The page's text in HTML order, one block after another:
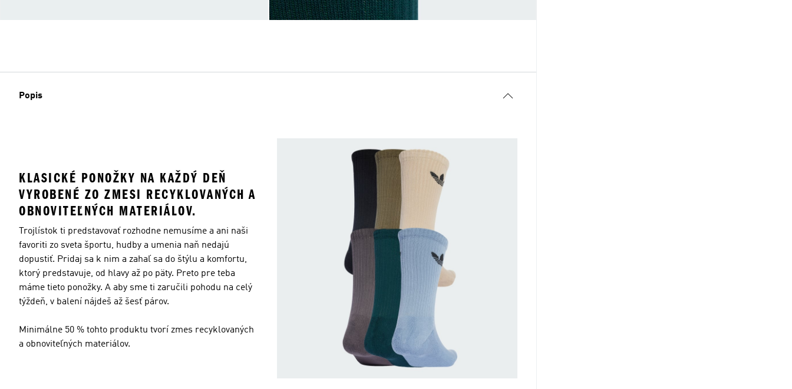
Popis
KLASICKÉ PONOŽKY NA KAŽDÝ DEŇ
VYROBENÉ ZO ZMESI RECYKLOVANÝCH A
OBNOVITEĽNÝCH MATERIÁLOV.
Trojlístok ti predstavovať rozhodne nemusíme a ani naši
favoriti zo sveta športu, hudby a umenia naň nedajú
dopustiť. Pridaj sa k nim a zahaľ sa do štýlu a komfortu,
ktorý predstavuje, od hlavy až po päty. Preto pre teba
máme tieto ponožky. A aby sme ti zaručili pohodu na celý
týždeň, v balení nájdeš až šesť párov.
Minimálne 50 % tohto produktu tvorí zmes recyklovaných
a obnoviteľných materiálov.